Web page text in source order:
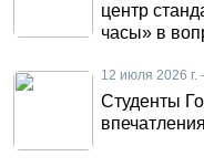
центр
часы» в
12 июля 2026
Студенты